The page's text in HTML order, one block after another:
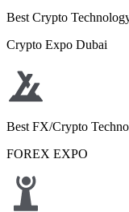
Best Crypto
Crypto Expo Dubai
Best FX/Crypto
FOREX EXPO